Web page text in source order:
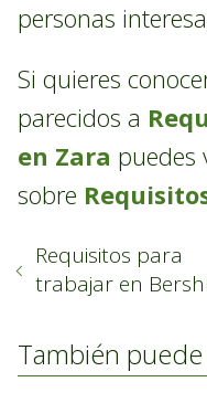
personas
Si quieres
parecidos a
en Zara puedes
sobre
Requisitos para
trabajar en
También